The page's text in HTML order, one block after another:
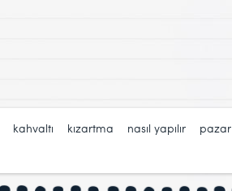
kahvaltı kızartma nasıl yapılır
pazar